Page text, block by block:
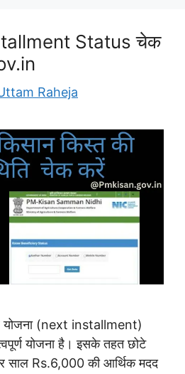
Status चेक
Raheja
योजना (next installment)
योजना है। इसके तहत छोटे
साल Rs.6,000 की आर्थिक मदद